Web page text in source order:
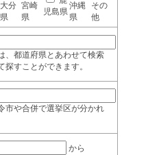
大分
県
宮崎
県
児島県
沖縄
県
その
他
、都道府県とあわせて検索
探すことができます。
市や合併で選挙区が分かれ
から